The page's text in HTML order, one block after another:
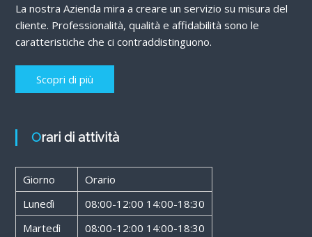
La nostra Azienda mira a creare un servizio su misura del
cliente. Professionalità, qualità e affidabilità sono le
caratteristiche che ci contraddistinguono.
Scopri di più
Orari di attività
Giorno
Orario
Lunedì
08:00-12:00 14:00-18:30
Martedì
08:00-12:00 14:00-18:30